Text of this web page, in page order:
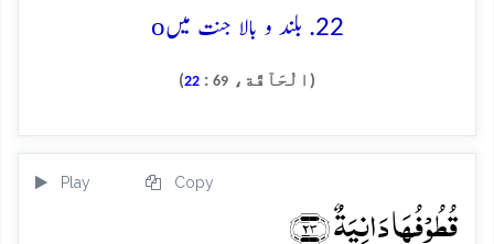
22. بلند و بالا جنت میں o
(الْحَآقَّة، 69
:
22
)
Play Copy
قُطُوۡفُہَا دَانِیَۃٌ ﴿۲۳﴾